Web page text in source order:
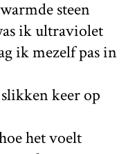
steen
ik ultraviolet
ik mezelf pas in
keer op
het voelt